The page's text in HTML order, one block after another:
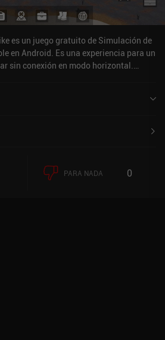
es un juego gratuito de Simulación de
en Android. Es una experiencia para un
sin conexión en modo horizontal.
PARA NADA 0